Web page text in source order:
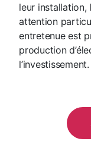
leur installation,
attention
entretenue est
production
l’investissement.